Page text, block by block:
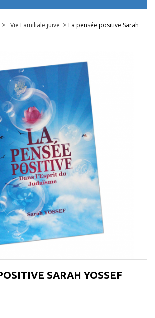
> Vie Familiale juive > La pensée positive Sarah
SARAH YOSSEF